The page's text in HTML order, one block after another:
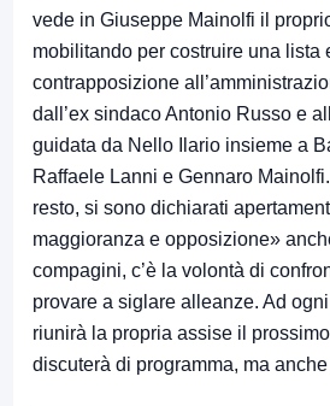
vede in Giuseppe Mainolfi il
mobilitando per costruire una lista
contrapposizione
dall’ex sindaco Antonio Russo e
guidata da Nello Ilario insieme a
Raffaele Lanni e Gennaro
resto, si sono dichiarati
maggioranza e opposizione»
compagini, c’è la volontà di
provare a siglare alleanze. Ad ogni
riunirà la propria assise il
discuterà di programma, ma